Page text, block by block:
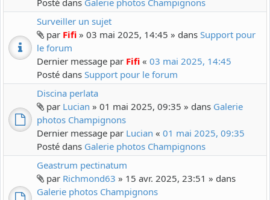
Posté dans Galerie photos Champignons
Surveiller un sujet
par Fifi » 03 mai 2025, 14:45 » dans Support pour
le forum
Dernier message par Fifi « 03 mai 2025, 14:45
Posté dans Support pour le forum
Discina perlata
par Lucian » 01 mai 2025, 09:35 » dans Galerie
photos Champignons
Dernier message par Lucian « 01 mai 2025, 09:35
Posté dans Galerie photos Champignons
Geastrum pectinatum
par Richmond63 » 15 avr. 2025, 23:51 » dans
Galerie photos Champignons